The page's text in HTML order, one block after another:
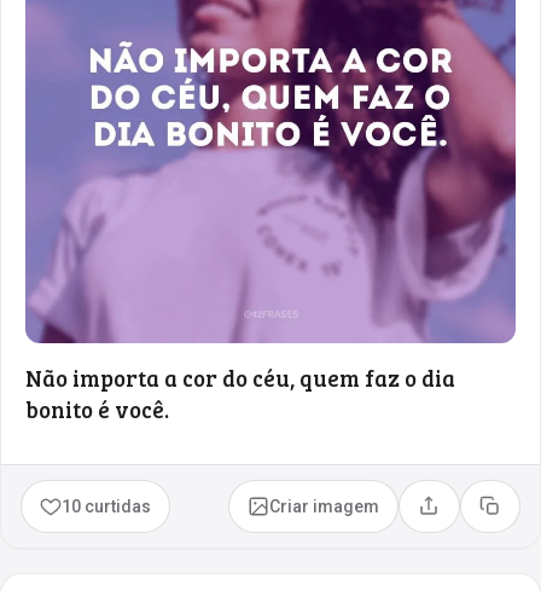
Não importa a cor do céu, quem faz o dia
bonito é você.
10 curtidas Criar imagem Compartilhar
Copiar